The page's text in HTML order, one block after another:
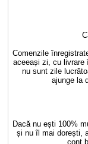
Comenzile
aceeași zi, cu livrare
nu sunt zile
ajunge la
Dacă nu ești 100%
și nu îl mai dorești,
cont